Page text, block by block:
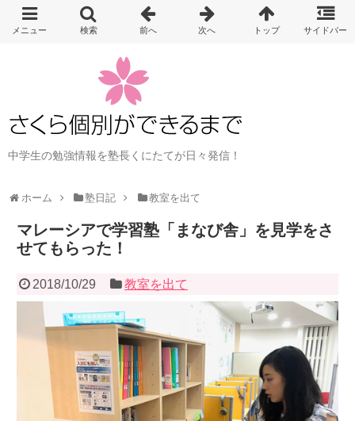
中学生の勉強情報を塾長くにたてが日々発信！
ホーム 塾日記 教室を出て
マレーシアで学習塾「まなび舎」を見学をさ
せてもらった！
2018/10/29 教室を出て